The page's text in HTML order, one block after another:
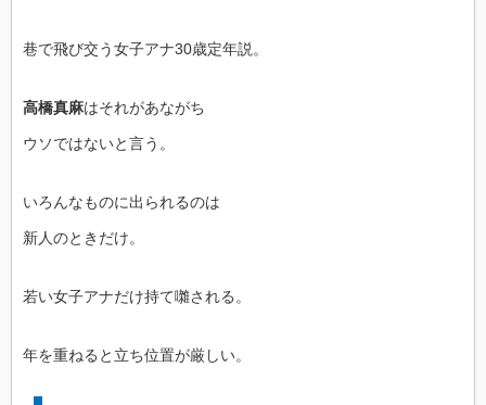
巷で飛び交う女子アナ30歳定年説。
高橋真麻はそれがあながち
ウソではないと言う。
いろんなものに出られるのは
新人のときだけ。
若い女子アナだけ持て囃される。
年を重ねると立ち位置が厳しい。